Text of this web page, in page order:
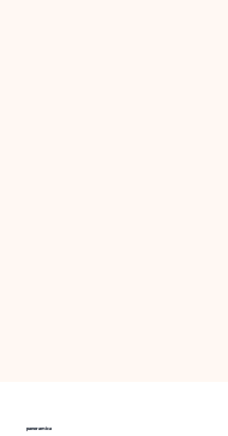
panoramica